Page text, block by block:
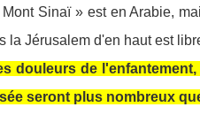
Sinaï » est en Arabie,
la Jérusalem d'en haut est
douleurs de
seront plus nombreux